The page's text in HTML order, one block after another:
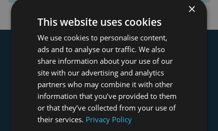
×
This website uses cookies
We use cookies to personalise content,
ads and to analyse our traffic. We also
share information about your use of our
site with our advertising and analytics
partners who may combine it with other
information that you’ve provided to them
or that they’ve collected from your use of
their services. Privacy Policy